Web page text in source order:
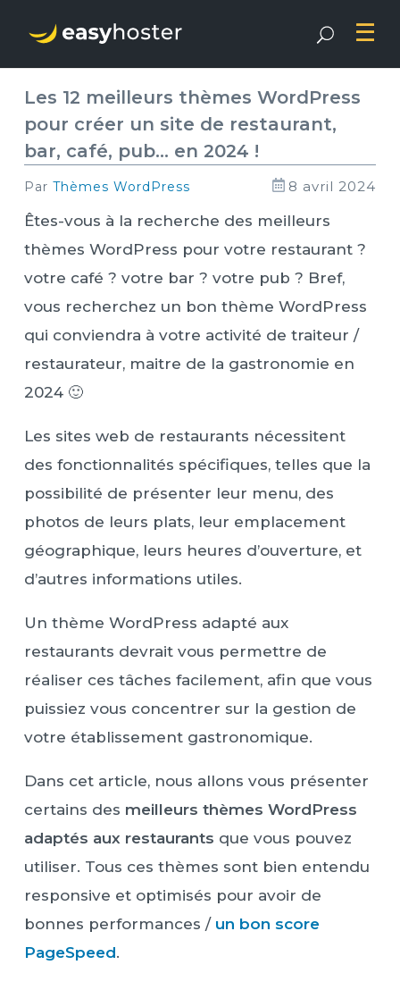
Les 12 meilleurs thèmes WordPress
pour créer un site de restaurant,
bar, café, pub… en 2024 !
par 8 avril 2024
Thèmes WordPress
Êtes-vous à la recherche des meilleurs
thèmes WordPress pour votre restaurant ?
votre café ? votre bar ? votre pub ? Bref,
vous recherchez un bon thème WordPress
qui conviendra à votre activité de traiteur /
restaurateur, maitre de la gastronomie en
2024 🙂
Les sites web de restaurants nécessitent
des fonctionnalités spécifiques, telles que la
possibilité de présenter leur menu, des
photos de leurs plats, leur emplacement
géographique, leurs heures d’ouverture, et
d’autres informations utiles.
Un thème WordPress adapté aux
restaurants devrait vous permettre de
réaliser ces tâches facilement, afin que vous
puissiez vous concentrer sur la gestion de
votre établissement gastronomique.
Dans cet article, nous allons vous présenter
certains des meilleurs thèmes WordPress
adaptés aux restaurants que vous pouvez
utiliser. Tous ces thèmes sont bien entendu
responsive et optimisés pour avoir de
bonnes performances / un bon score
PageSpeed.